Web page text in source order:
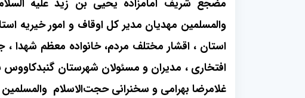
مضجع شریف امامزاده یحیی بن زید علیه
والمسلمین مهدیان مدیر کل اوقاف و امور خیریه
استان ، اقشار مختلف مردم، خانواده معظم شهدا ،
افتخاری ، مدیران و مسئولان شهرستان
غلامرضا بهرامی و سخنرانی حجت‌الاسلام